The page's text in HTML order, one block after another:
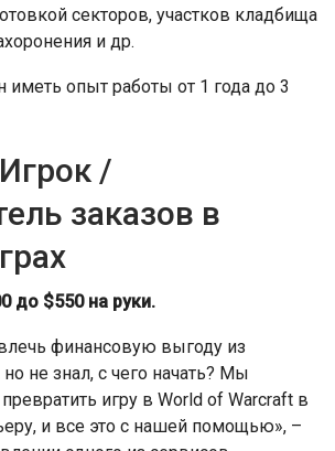
секторов, участков кладбища
и др.
опыт работы от 1 года до 3
/
заказов в
до $550 на руки.
финансовую выгоду из
не знал, с чего начать? Мы
игру в World of Warcraft в
и все это с нашей помощью», –